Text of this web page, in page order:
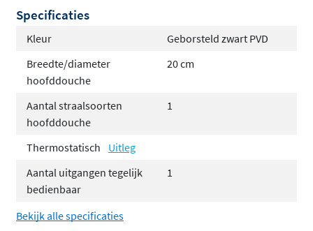
Stel de set volledig samen naar uw smaak met de
Keuze uit 6 kleuren voor een perfecte match met
uw interieur
Keuze uit 3 verschillende hoofddouches
Hoofddouchebevestiging via een wandarm of
badkamerontwerp
staafhanddouche of een veelzijdige 3-standen
Specificaties
Kleur
Geborsteld zwart PVD
Breedte/diameter
hoofddouche
20 cm
Aantal straalsoorten
hoofddouche
1
Thermostatisch
Uitleg
Aantal uitgangen tegelijk
bedienbaar
1
Bekijk alle specificaties